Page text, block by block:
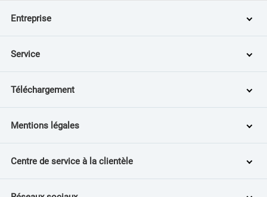
Entreprise
Service
Téléchargement
Mentions légales
Centre de service à la clientèle